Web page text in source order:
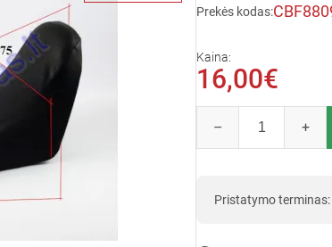
Prekės kodas:
Kaina:
16,00€
– +
Pristatymo terminas: